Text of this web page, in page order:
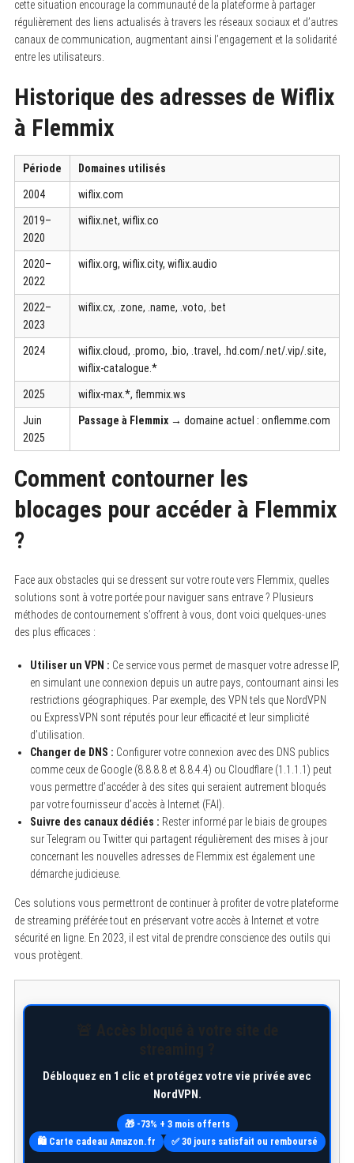
cette situation encourage la communauté de la plateforme à partager
régulièrement des liens actualisés à travers les réseaux sociaux et d’autres
canaux de communication, augmentant ainsi l’engagement et la solidarité
entre les utilisateurs.
Historique des adresses de Wiflix
à Flemmix
Période Domaines utilisés
2004 wiflix.com
2019–
2020
wiflix.net, wiflix.co
2020–
2022
wiflix.org, wiflix.city, wiflix.audio
2022–
2023
wiflix.cx, .zone, .name, .voto, .bet
2024
wiflix.cloud, .promo, .bio, .travel, .hd.com/.net/.vip/.site,
wiflix-catalogue.*
2025 wiflix-max.*, flemmix.ws
Juin
2025
Passage à Flemmix→ domaine actuel : onflemme.com
Comment contourner les
blocages pour accéder à Flemmix
?
Face aux obstacles qui se dressent sur votre route vers Flemmix, quelles
solutions sont à votre portée pour naviguer sans entrave ? Plusieurs
méthodes de contournement s’offrent à vous, dont voici quelques-unes
des plus efficaces :
Utiliser un VPN : Ce service vous permet de masquer votre adresse IP,
en simulant une connexion depuis un autre pays, contournant ainsi les
restrictions géographiques. Par exemple, des VPN tels que NordVPN
ou ExpressVPN sont réputés pour leur efficacité et leur simplicité
d’utilisation.
Changer de DNS : Configurer votre connexion avec des DNS publics
comme ceux de Google (8.8.8.8 et 8.8.4.4) ou Cloudflare (1.1.1.1) peut
vous permettre d’accéder à des sites qui seraient autrement bloqués
par votre fournisseur d’accès à Internet (FAI).
Suivre des canaux dédiés : Rester informé par le biais de groupes
sur Telegram ou Twitter qui partagent régulièrement des mises à jour
concernant les nouvelles adresses de Flemmix est également une
démarche judicieuse.
Ces solutions vous permettront de continuer à profiter de votre plateforme
de streaming préférée tout en préservant votre accès à Internet et votre
sécurité en ligne. En 2023, il est vital de prendre conscience des outils qui
vous protègent.
Débloquez en 1 clic et protégez votre vie privée avec
NordVPN.
🎁 -73% + 3 mois offerts
🛍️ Carte cadeau Amazon.fr
✅ 30 jours satisfait ou remboursé